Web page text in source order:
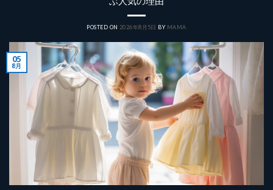
POSTED ON 2026年8月5日 BY MAMA
05
8月